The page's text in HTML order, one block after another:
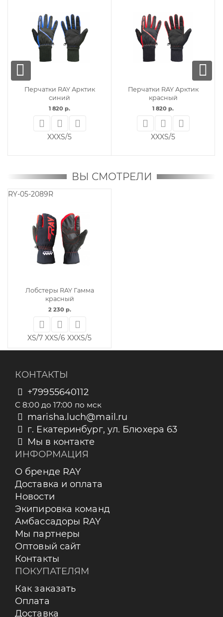
Перчатки RAY Арктик
синий
1 820 р.
XXXS/5
Перчатки RAY Арктик
красный
1 820 р.
XXXS/5
ВЫ СМОТРЕЛИ
RY-05-2089R
Лобстеры RAY Гамма
красный
2 230 р.
XS/7 XXS/6 XXXS/5
КОНТАКТЫ
+79955640112
С 8:00 до 17:00 по мск
marisha.luch@mail.ru
г. Екатеринбург, ул. Блюхера 63
Мы в контакте
ИНФОРМАЦИЯ
О бренде RAY
Доставка и оплата
Новости
Экипировка команд
Амбассадоры RAY
Мы партнеры
Оптовый сайт
Контакты
ПОКУПАТЕЛЯМ
Как заказать
Оплата
Доставка